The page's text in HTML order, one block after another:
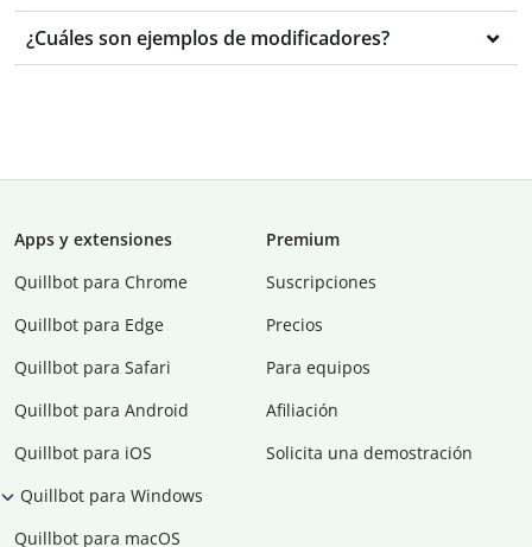
¿Cuáles son ejemplos de modificadores?
Apps y extensiones
Quillbot para Chrome
Quillbot para Edge
Quillbot para Safari
Quillbot para Android
Quillbot para iOS
Quillbot para Windows
Quillbot para macOS
Premium
Suscripciones
Precios
Para equipos
Afiliación
Solicita una demostración